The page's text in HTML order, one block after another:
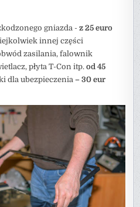
gniazda -z 25 euro
innej części
zasilania, falownik
płyta T-Con itp.od 45
dla ubezpieczenia– 30 eur